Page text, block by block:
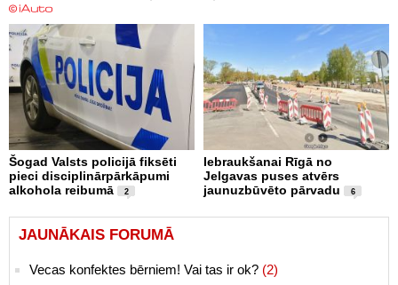
Šogad Valsts policijā fiksēti
pieci disciplinārpārkāpumi
alkohola reibumā
2
Iebraukšanai Rīgā no
Jelgavas puses atvērs
jaunuzbūvēto pārvadu
6
JAUNĀKAIS FORUMĀ
Vecas konfektes bērniem! Vai tas ir ok? (2)